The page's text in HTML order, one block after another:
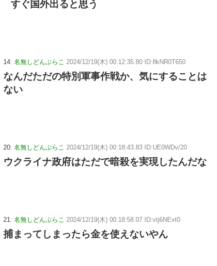
すぐ国外出ると思う
14: 名無しどんぶらこ 2024/12/19(木) 00:12:35.80 ID:8kNR0T650
なんだただの特別軍事作戦か、気にすることは
ない
20: 名無しどんぶらこ 2024/12/19(木) 00:18:43.83 ID:UE0WDv/20
ウクライナ政府はただで暗殺を実現したんだな
21: 名無しどんぶらこ 2024/12/19(木) 00:18:58.07 ID:vtj6NEvt0
捕まってしまったら金を使えないやん